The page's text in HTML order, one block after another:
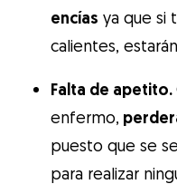
encías ya que si
calientes,
Falta de apetito.
enfermo,
puesto que se
para realizar